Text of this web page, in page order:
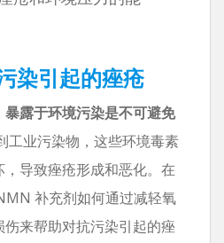
染引起的痤疮
露于环境污染是不可避免
工业污染物，这些环境毒素
导致痤疮形成和恶化。在
补充剂如何通过减轻氧
来帮助对抗污染引起的痤